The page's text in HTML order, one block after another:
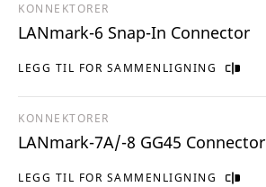
LEGG TIL FOR SAMMENLIGNING
KONNEKTORER
LANmark-6 Snap-In Connector
LEGG TIL FOR SAMMENLIGNING
KONNEKTORER
LANmark-7A/-8 GG45 Connector